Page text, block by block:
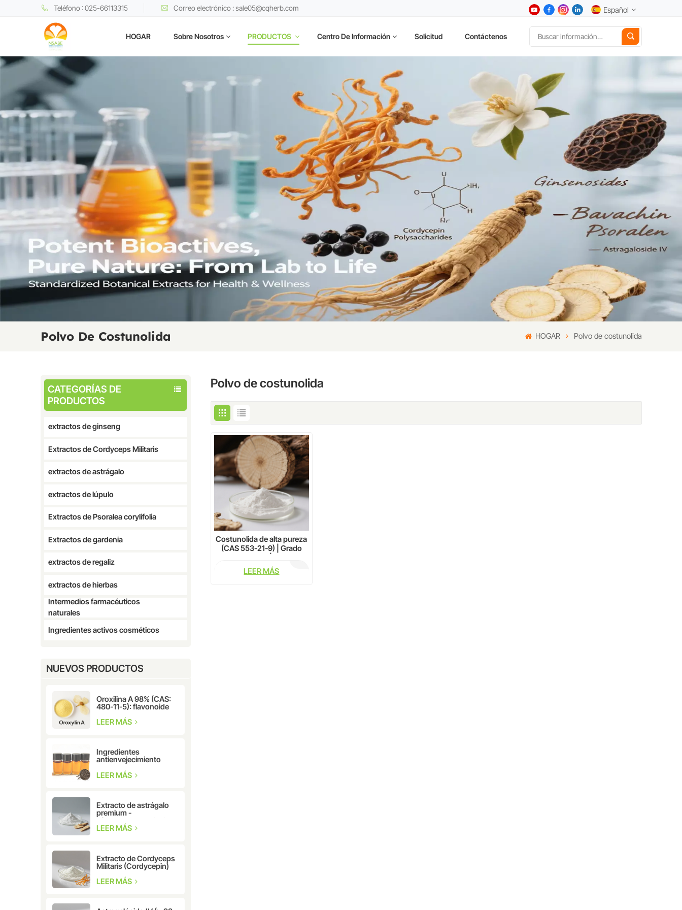
Teléfono : 025-66113315 Correo electrónico : sale05@cqherb.com Español
Español
日本語
한국어
HOGAR Sobre Nosotros PRODUCTOS Centro De Información Solicitud Contáctenos
Polvo De Costunolida HOGAR Polvo de costunolida
CATEGORÍAS DE
PRODUCTOS
extractos de ginseng
Extractos de Cordyceps Militaris
extractos de astrágalo
extractos de lúpulo
Extractos de Psoralea corylifolia
Extractos de gardenia
extractos de regaliz
extractos de hierbas
Intermedios farmacéuticos
naturales
Ingredientes activos cosméticos
NUEVOS PRODUCTOS
Oroxilina A 98% (CAS:
480-11-5): flavonoide
investigación
LEER MÁS
Ingredientes
antienvejecimiento
Extracto de hierbas
CAS: 10309-37-2
LEER MÁS
Extracto de astrágalo
premium -
Cicloastragenol CAS:
78574-94-4
LEER MÁS
Extracto de Cordyceps
Militaris (Cordycepin)
LEER MÁS
Polvo de costunolida
Costunolida de alta pureza
(CAS 553-21-9) | Grado
HPLC del 98 % | Estándar
de investigación para
músculo liso
LEER MÁS